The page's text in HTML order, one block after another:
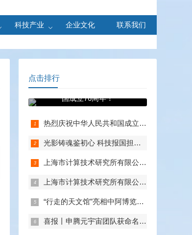
科技产业 企业文化 联系我们
点击排行
热烈庆祝中华人民共和
国成立76周年！
热烈庆祝中华人民共和国成立76周年！
光影铸魂鉴初心 科技报国担使命——上海市计算技术研究所有限公司第一、第二、第五党支部组织观看电影《731》
上海市计算技术研究所有限公司党委召开扩大会议总结学习教育
上海市计算技术研究所有限公司召开中心组学习（扩大）会——组织观看抗战胜利80周年阅兵
“行走的天文馆”亮相中阿博览会，共绘数字丝路新篇章
喜报丨申腾元宇宙团队获命名上海市科技系统职工创新工作室